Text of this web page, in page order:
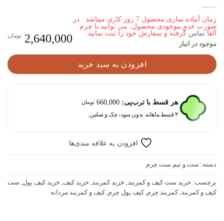
2,640,000 تومان
زمان آماده سازی محصول 7 روز کاری میباشد .
در
صورت عدم موجودی محصول، می توانید با چرم
آلفا تماس گرفته و سفارش خود را ثبت نمایید.
موجود در انبار
افزودن به سبد خرید
هر قسط با ترب‌پی: 660,000 تومان
۴ قسط ماهانه. بدون سود، چک و ضامن.
افزودن به علاقه مندی‌ها
دسته: ست و نیم ست چرم
برچسب: خرید ست کیف و کمربند خرید کمربند خرید کیف خرید کیف پول ست
کیف و کمربند ,کمربند چرم ,کیف پول چرم ,کیف و کمربند مردانه